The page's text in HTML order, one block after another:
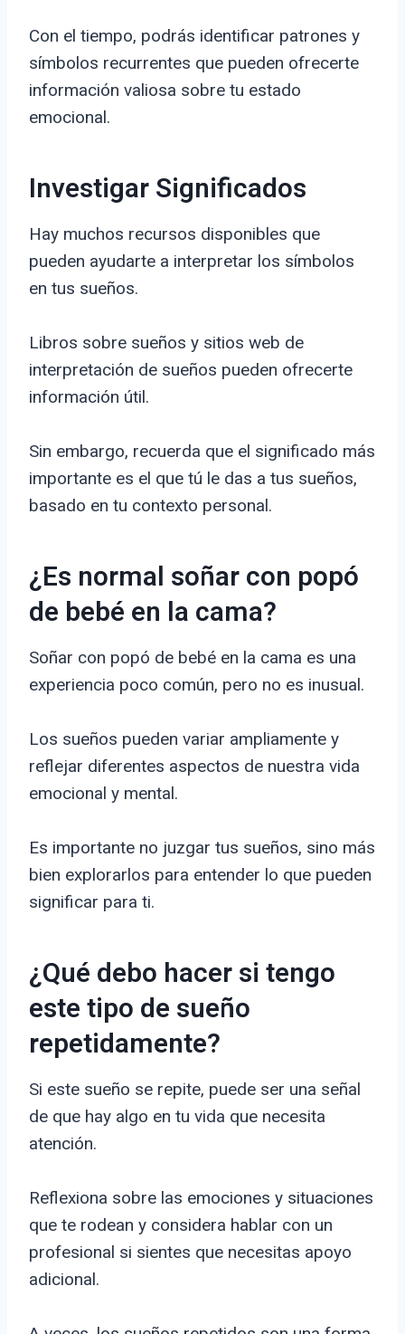
Con el tiempo, podrás identificar patrones y
símbolos recurrentes que pueden ofrecerte
información valiosa sobre tu estado
emocional.
Investigar Significados
Hay muchos recursos disponibles que
pueden ayudarte a interpretar los símbolos
en tus sueños.
Libros sobre sueños y sitios web de
interpretación de sueños pueden ofrecerte
información útil.
Sin embargo, recuerda que el significado más
importante es el que tú le das a tus sueños,
basado en tu contexto personal.
¿Es normal soñar con popó
de bebé en la cama?
Soñar con popó de bebé en la cama es una
experiencia poco común, pero no es inusual.
Los sueños pueden variar ampliamente y
reflejar diferentes aspectos de nuestra vida
emocional y mental.
Es importante no juzgar tus sueños, sino más
bien explorarlos para entender lo que pueden
significar para ti.
¿Qué debo hacer si tengo
este tipo de sueño
repetidamente?
Si este sueño se repite, puede ser una señal
de que hay algo en tu vida que necesita
atención.
Reflexiona sobre las emociones y situaciones
que te rodean y considera hablar con un
profesional si sientes que necesitas apoyo
adicional.